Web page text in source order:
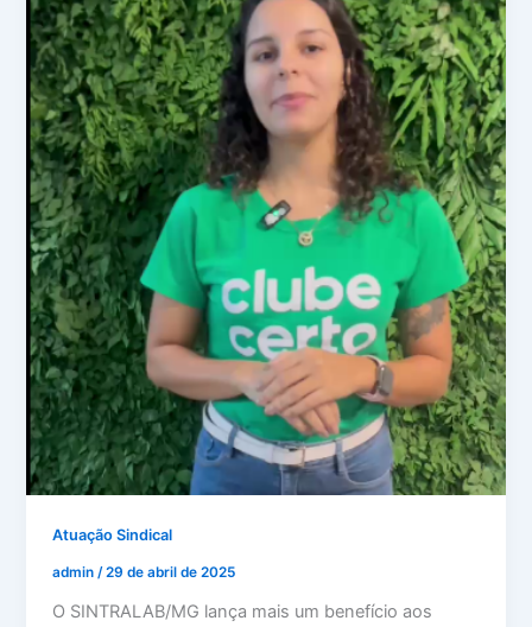
Atuação Sindical
admin/29 de abril de 2025
O SINTRALAB/MG lança mais um benefício aos